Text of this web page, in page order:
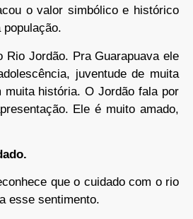
o valor simbólico e histórico
Rio Jordão. Pra Guarapuava ele
juventude de muita
muita história. O Jordão fala por
Ele é muito amado,
que o cuidado com o rio
esse sentimento.